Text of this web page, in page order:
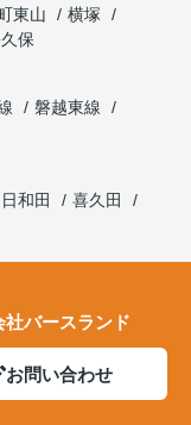
東山
横塚
保
磐越東線
日和田
喜久田
バースランド
お問い合わせ